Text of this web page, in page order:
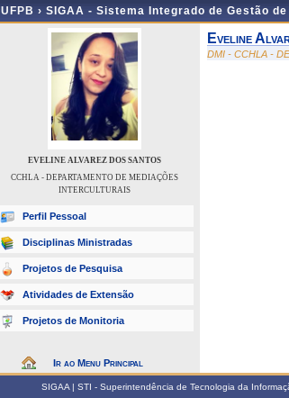
UFPB › SIGAA - Sistema Integrado de Gestão
EVELINE ALVAREZ DOS SANTOS
CCHLA - DEPARTAMENTO DE MEDIAÇÕES
INTERCULTURAIS
Perfil Pessoal
Disciplinas Ministradas
Projetos de Pesquisa
Atividades de Extensão
Projetos de Monitoria
Ir ao Menu Principal
Eveline
DMI - CCHLA -
SIGAA | STI - Superintendência de Tecnologia da